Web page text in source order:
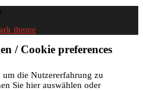
theme
/ Cookie preferences
um die Nutzererfahrung zu
Sie hier auswählen oder